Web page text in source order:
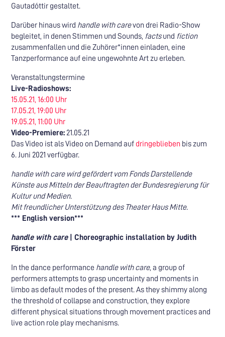
Gautadóttir gestaltet.
Darüber hinaus wird handle with carevon drei Radio-Show
begleitet, in denen Stimmen und Sounds, factsund fiction
zusammenfallen und die Zuhörer*innen einladen, eine
Tanzperformance auf eine ungewohnte Art zu erleben.
Veranstaltungstermine
Live-Radioshows:
15.05.21, 16:00 Uhr
17.05.21, 19:00 Uhr
19.05.21, 11:00 Uhr
Video-Premiere: 21.05.21
Das Video ist als Video on Demand auf dringeblieben bis zum
6. Juni 2021 verfügbar.
handle with care wird gefördert vom Fonds Darstellende
Künste aus Mitteln der Beauftragten der Bundesregierung für
Kultur und Medien.
Mit freundlicher Unterstützung des Theater Haus Mitte.
*** English version***
handle with care
| Choreographic installation by Judith
Förster
In the dance performance handle with care, a group of
performers attempts to grasp uncertainty and moments in
limbo as default modes of the present. As they shimmy along
the threshold of collapse and construction, they explore
different physical situations through movement practices and
live action role play mechanisms.